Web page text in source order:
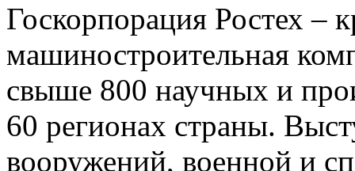
Госкорпорация Ростех –
машиностроительная
свыше 800 научных и
60 регионах страны.
вооружений, военной и